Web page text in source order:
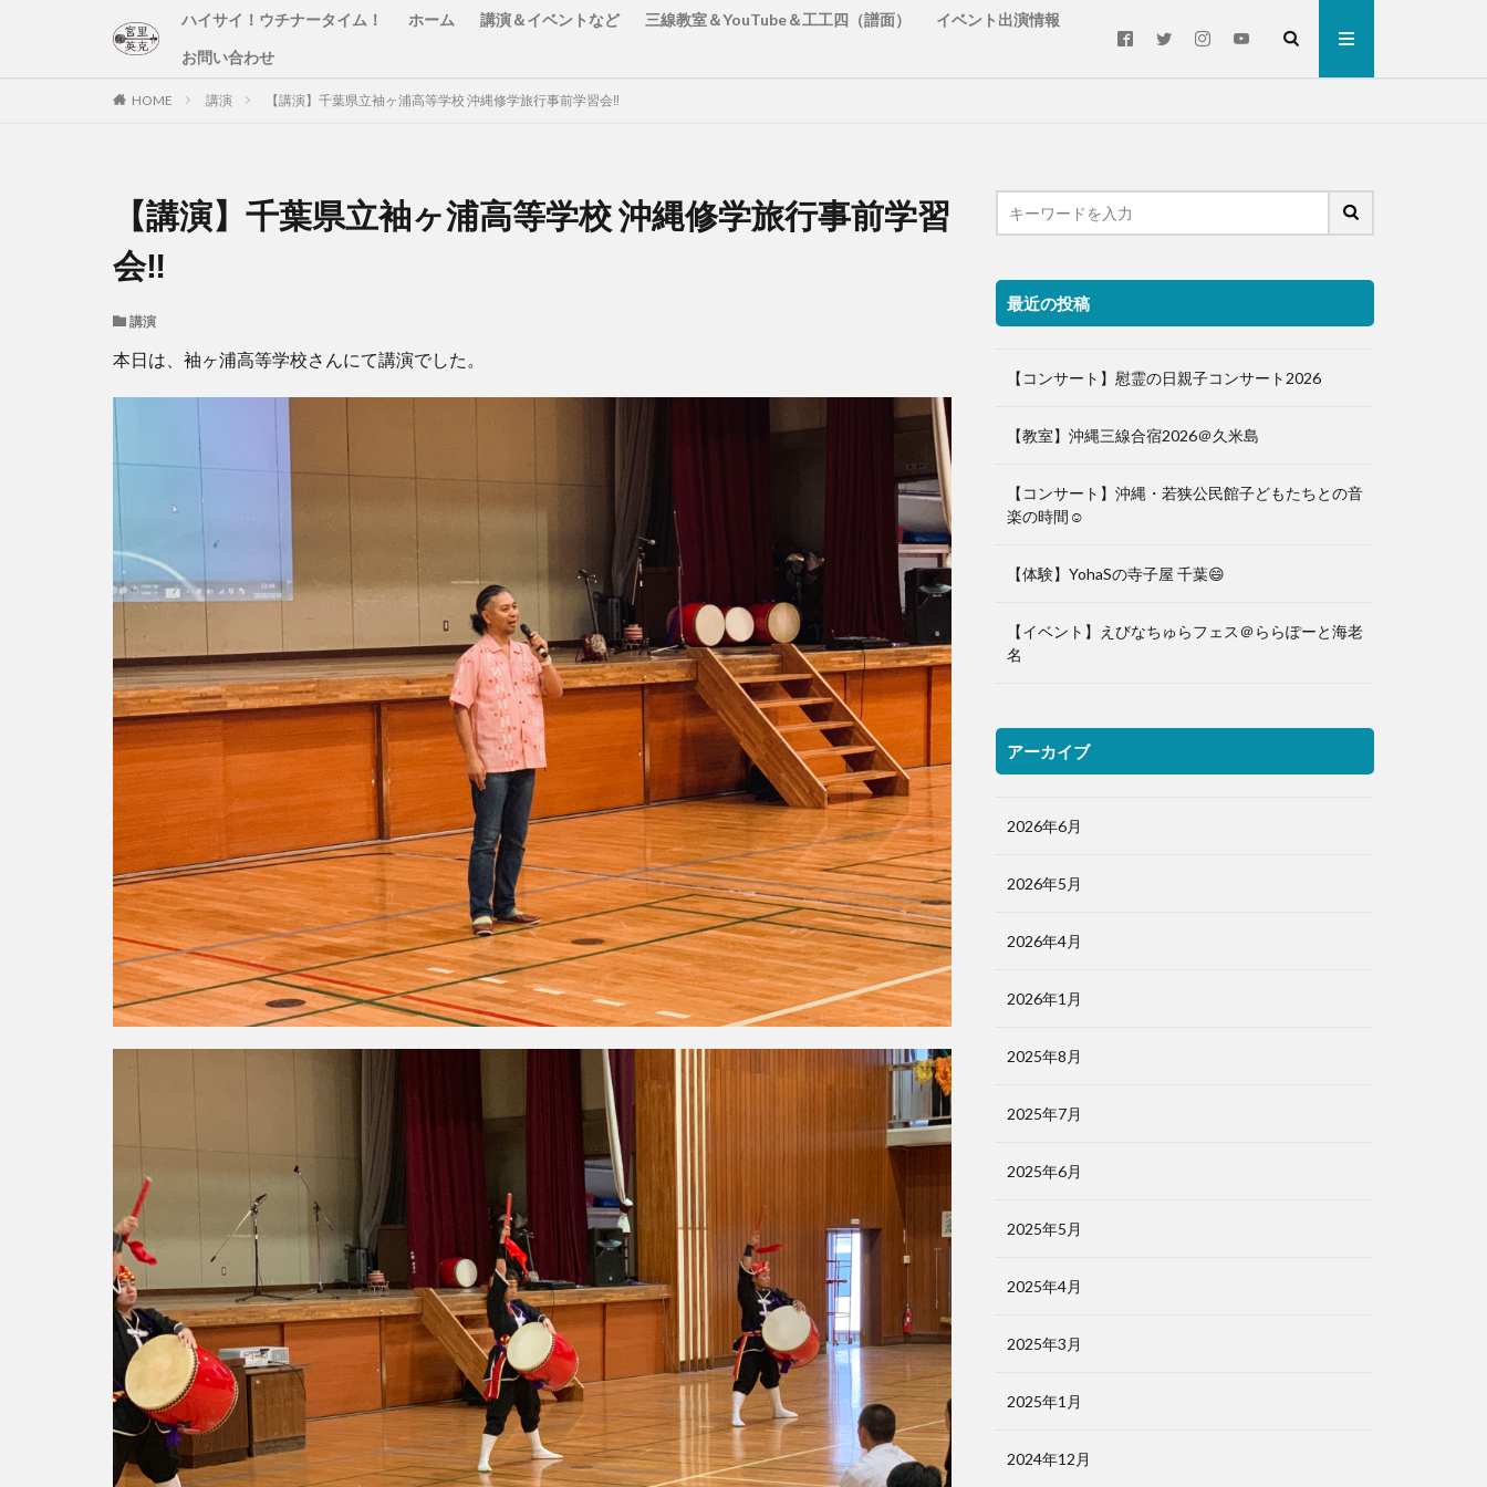
ハイサイ！ウチナータイム！ ホーム 講演＆イベントなど 三線教室＆YouTube＆工工四（譜面）
イベント出演情報
お問い合わせ
HOME 講演 【講演】千葉県立袖ヶ浦高等学校 沖縄修学旅行事前学習会‼️
【講演】千葉県立袖ヶ浦高等学校 沖縄修学旅行事前学習
会‼️
講演
本日は、袖ヶ浦高等学校さんにて講演でした。
最近の投稿
【コンサート】慰霊の日親子コンサート2026
【教室】沖縄三線合宿2026＠久米島
【コンサート】沖縄・若狭公民館子どもたちとの音
楽の時間☺️
【体験】YohaSの寺子屋 千葉😄
【イベント】えびなちゅらフェス＠ららぽーと海老
名
アーカイブ
2026年6月
2026年5月
2026年4月
2026年1月
2025年8月
2025年7月
2025年6月
2025年5月
2025年4月
2025年3月
2025年1月
2024年12月